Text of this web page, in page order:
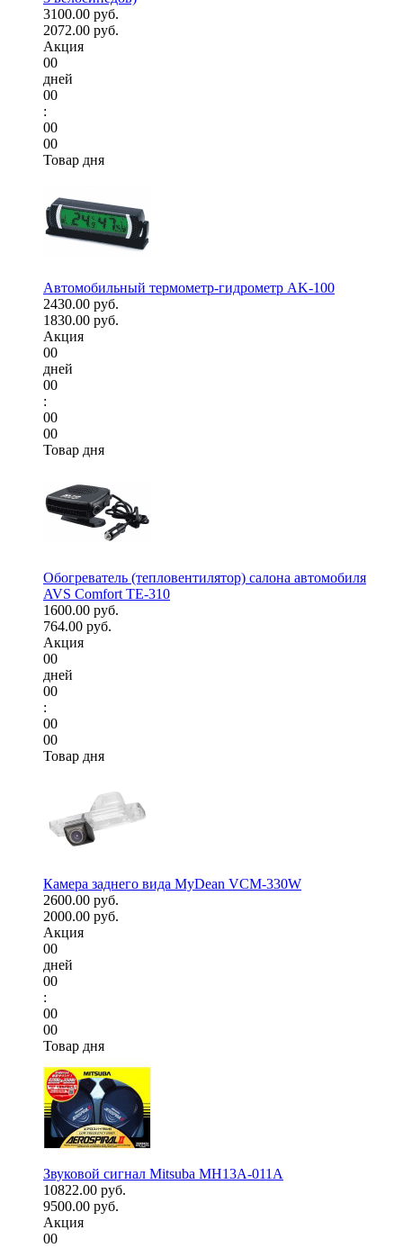
3100.00 руб.
2072.00 руб.
Акция
00
дней
00
:
00
00
Товар дня
Автомобильный термометр-гидрометр AK-100
2430.00 руб.
1830.00 руб.
Акция
00
дней
00
:
00
00
Товар дня
Обогреватель (тепловентилятор) салона автомобиля
AVS Comfort TE-310
1600.00 руб.
764.00 руб.
Акция
00
дней
00
:
00
00
Товар дня
Камера заднего вида MyDean VCM-330W
2600.00 руб.
2000.00 руб.
Акция
00
дней
00
:
00
00
Товар дня
Звуковой сигнал Mitsuba MH13A-011A
10822.00 руб.
9500.00 руб.
Акция
00